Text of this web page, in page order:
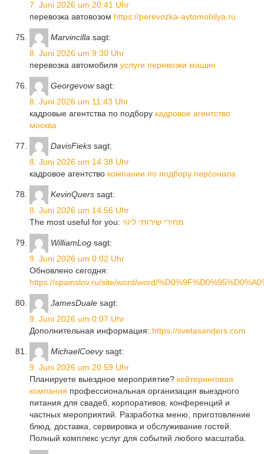
7. Juni 2026 um 20:41 Uhr
перевозка автовозом https://perevozka-avtomobilya.ru
Marvincilla sagt:
8. Juni 2026 um 9:30 Uhr
перевозка автомобиля услуги перевозки машин
Georgevow sagt:
8. Juni 2026 um 11:43 Uhr
кадровые агентства по подбору кадровое агентство
москва
DavisFieks sagt:
8. Juni 2026 um 14:38 Uhr
кадровое агентство компании по подбору персонала
KevinQuers sagt:
8. Juni 2026 um 14:56 Uhr
The most useful for you: מחירי שירותי ליווי
WilliamLog sagt:
9. Juni 2026 um 0:02 Uhr
Обновлено сегодня:
https://spainslov.ru/site/word/word/
JamesDuale sagt:
9. Juni 2026 um 0:07 Uhr
Дополнительная информация: https://svetasanders.com
MichaelCoevy sagt:
9. Juni 2026 um 20:59 Uhr
Планируете выездное мероприятие? кейтеринговая
компания профессиональная организация выездного
питания для свадеб, корпоративов, конференций и
частных мероприятий. Разработка меню, приготовление
блюд, доставка, сервировка и обслуживание гостей.
Полный комплекс услуг для событий любого масштаба.